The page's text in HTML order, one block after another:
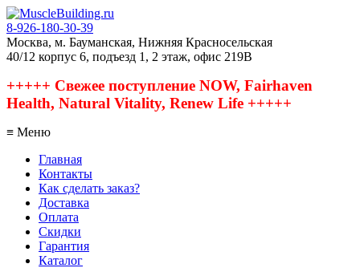
8-926-180-30-39
Москва, м. Бауманская, Нижняя Красносельская
40/12 корпус 6, подъезд 1, 2 этаж, офис 219В
+++++ Свежее поступление NOW, Fairhaven
Health, Natural Vitality, Renew Life +++++
≡ Меню
Главная
Контакты
Как сделать заказ?
Доставка
Оплата
Скидки
Гарантия
Каталог